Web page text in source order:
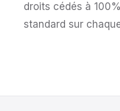
droits cédés à
standard sur